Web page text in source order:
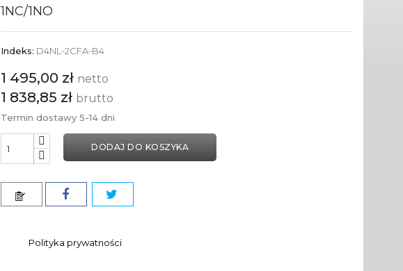
1NC/1NO
Indeks: D4NL-2CFA-B4
1 495,00 zł netto
1 838,85 zł brutto
Termin dostawy 5-14 dni
DODAJ DO KOSZYKA
Polityka prywatności